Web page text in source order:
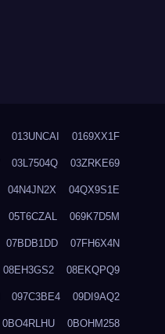
013UNCAI 0169XX1F
03L7504Q 03ZRKE69
04N4JN2X 04QX9S1E
05T6CZAL 069K7D5M
07BDB1DD 07FH6X4N
08EH3GS2 08EKQPQ9
097C3BE4 09DI9AQ2
0BO4RLHU 0BOHM258